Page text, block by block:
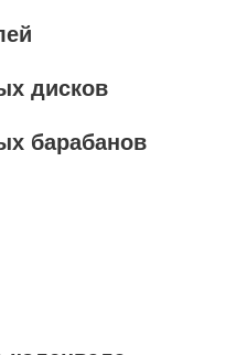
дисков
барабанов